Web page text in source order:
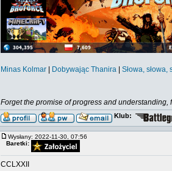
Minas Kolmar Dobywając Thanira Słowa, słowa,
Forget the promise of progress and
Klub:
Wysłany: 2022-11-30, 07:56
Baretki:
CCLXXII